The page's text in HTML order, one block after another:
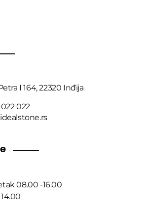
I 164, 22320 Inđija
022
08.00 -16.00